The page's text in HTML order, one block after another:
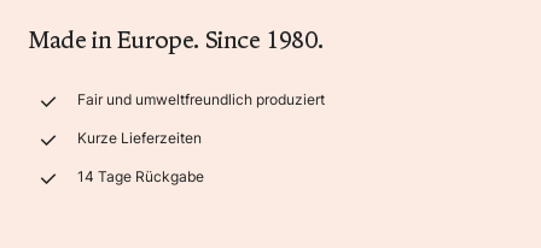
Made in Europe. Since 1980.
Fair und umweltfreundlich produziert
Kurze Lieferzeiten
14 Tage Rückgabe